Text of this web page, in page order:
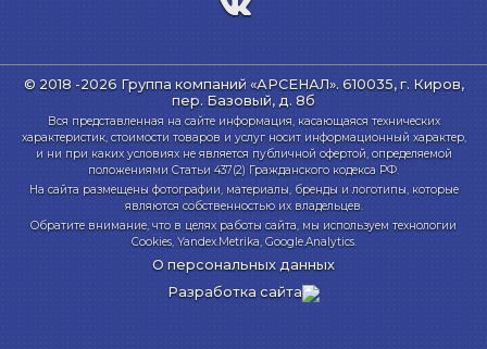
© 2018 -2026 Группа компаний «АРСЕНАЛ». 610035, г. Киров,
пер. Базовый, д. 8б
Вся представленная на сайте информация, касающаяся технических
характеристик, стоимости товаров и услуг носит информационный характер,
и ни при каких условиях не является публичной офертой, определяемой
положениями Статьи 437(2) Гражданского кодекса РФ.
На сайта размещены фотографии, материалы, бренды и логотипы, которые
являются собственностью их владельцев.
Обратите внимание, что в целях работы сайта, мы используем технологии
Cookies, Yandex.Metrika, Google.Analytics.
О персональных данных
Разработка сайта